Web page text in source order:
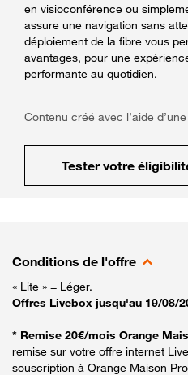
en visioconférence ou
assure une navigation sans
déploiement de la fibre vous
avantages, pour une
performante au quotidien.
Contenu créé avec l’aide
Tester votre
Conditions de l'offre
« Lite » = Léger.
Offres Livebox jusqu'au 19/08/
* Remise 20€/mois Orange
remise sur votre offre internet
souscription à Orange Maison